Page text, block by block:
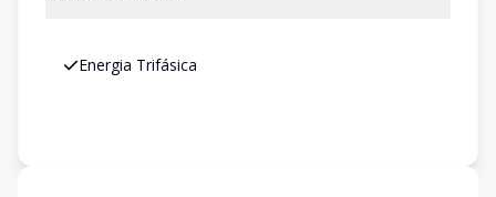
Energia Trifásica